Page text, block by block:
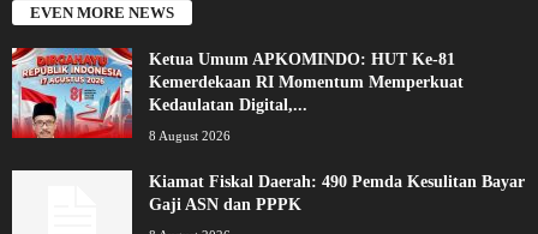
EVEN MORE NEWS
Ketua Umum APKOMINDO: HUT Ke-81
Kemerdekaan RI Momentum Memperkuat
Kedaulatan Digital,...
8 August 2026
Kiamat Fiskal Daerah: 490 Pemda Kesulitan Bayar
Gaji ASN dan PPPK